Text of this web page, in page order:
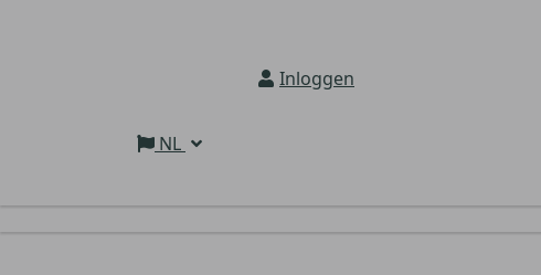
Inloggen
NL